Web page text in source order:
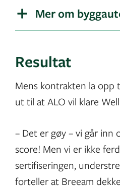
Mer om
Resultat
Mens kontrakten la opp
ut til at ALO vil klare
– Det er gøy – vi går inn
score! Men vi er ikke
sertifiseringen,
forteller at Breeam